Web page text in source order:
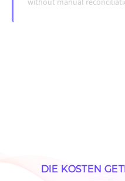
without manual
DIE KOSTEN